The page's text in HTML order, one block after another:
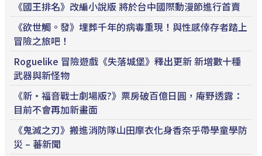
《國王排名》改編小說版 將於台中國際動漫節進行首賣
《欲世觸。發》埋葬千年的病毒重現！與性感倖存者踏上
冒險之旅吧！
Roguelike 冒險遊戲《失落城堡》釋出更新 新增數十種
武器與新怪物
《新・福音戰士劇場版?》票房破百億日圓，庵野透露：
目前不會再加新畫面
《鬼滅之刃》搬進消防隊山田摩衣化身香奈乎帶學童學防
災 – 蕃新聞